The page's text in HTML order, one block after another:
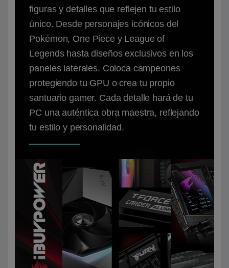
figuras y detalles que reflejen tu estilo
único. Desde personajes icónicos del
Pokémon, One Piece y League of
Legends hasta diseños exclusivos en los
paneles laterales. Coloca campeones
protegiendo tu GPU o crea tu propio
santuario gamer. Cada detalle hará de tu
PC una auténtica obra maestra, reflejando
tu estilo y personalidad.